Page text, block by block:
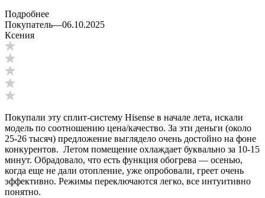
Подробнее
Покупатель—06.10.2025
Ксения
Покупали эту сплит-систему Hisense в начале лета, искали
модель по соотношению цена/качество. За эти деньги (около
25-26 тысяч) предложение выглядело очень достойно на фоне
конкурентов. Летом помещение охлаждает буквально за 10-15
минут. Обрадовало, что есть функция обогрева — осенью,
когда еще не дали отопление, уже опробовали, греет очень
эффективно. Режимы переключаются легко, все интуитивно
понятно.